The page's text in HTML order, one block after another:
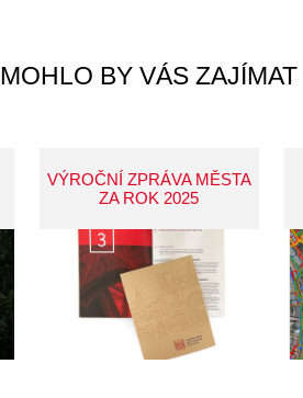
MOHLO BY VÁS ZAJÍMAT
VÝROČNÍ ZPRÁVA MĚSTA
ZA ROK 2025